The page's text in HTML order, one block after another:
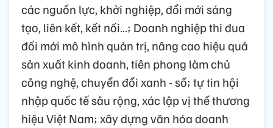
các nguồn lực, khởi nghiệp, đổi mới sáng
tạo, liên kết, kết nối…; Doanh nghiệp thi đua
đổi mới mô hình quản trị, nâng cao hiệu quả
sản xuất kinh doanh, tiên phong làm chủ
công nghệ, chuyển đổi xanh - số; tự tin hội
nhập quốc tế sâu rộng, xác lập vị thế thương
hiệu Việt Nam; xây dựng văn hóa doanh